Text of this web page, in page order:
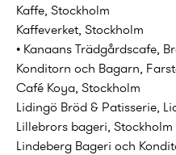
Kaffe, Stockholm
Kaffeverket, Stockholm
• Kanaans Trädgårdscafe,
Konditorn och Bagarn,
Café Koya, Stockholm
Lidingö Bröd & Patisserie,
Lillebrors bageri, Stockholm
Lindeberg Bageri och